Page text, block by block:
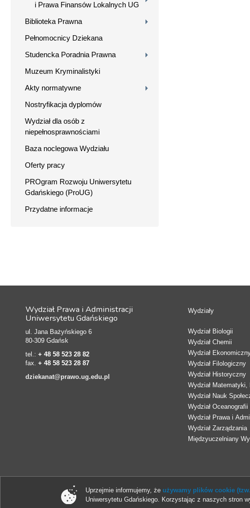
i Prawa Finansów Lokalnych UG
Biblioteka Prawna
Pełnomocnicy Dziekana
Studencka Poradnia Prawna
Muzeum Kryminalistyki
Akty normatywne
Nostryfikacja dyplomów
Wydział dla osób z
niepełnosprawnościami
Baza noclegowa Wydziału
Oferty pracy
PROgram Rozwoju Uniwersytetu
Gdańskiego (ProUG)
Przydatne informacje
Wydział Prawa i Administracji
Uniwersytetu Gdańskiego
ul. Jana Bażyńskiego 6
80-309 Gdańsk
tel.: + 48 58 523 28 82
fax. + 48 58 523 28 87
dziekanat@prawo.ug.edu.pl
Wydziały
Wydział Biologii
Wydział Chemii
Wydział
Wydział Filologiczny
Wydział Historyczny
Wydział
Wydział Nauk
Wydział
Wydział Prawa i
Wydział Zarządzania
Międzyuczelniany
Uprzejmie informujemy, że używamy plików cookie
Uniwersytetu Gdańskiego. Korzystając z naszych stron